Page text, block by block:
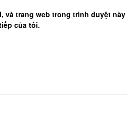
và trang web trong trình duyệt này
của tôi.